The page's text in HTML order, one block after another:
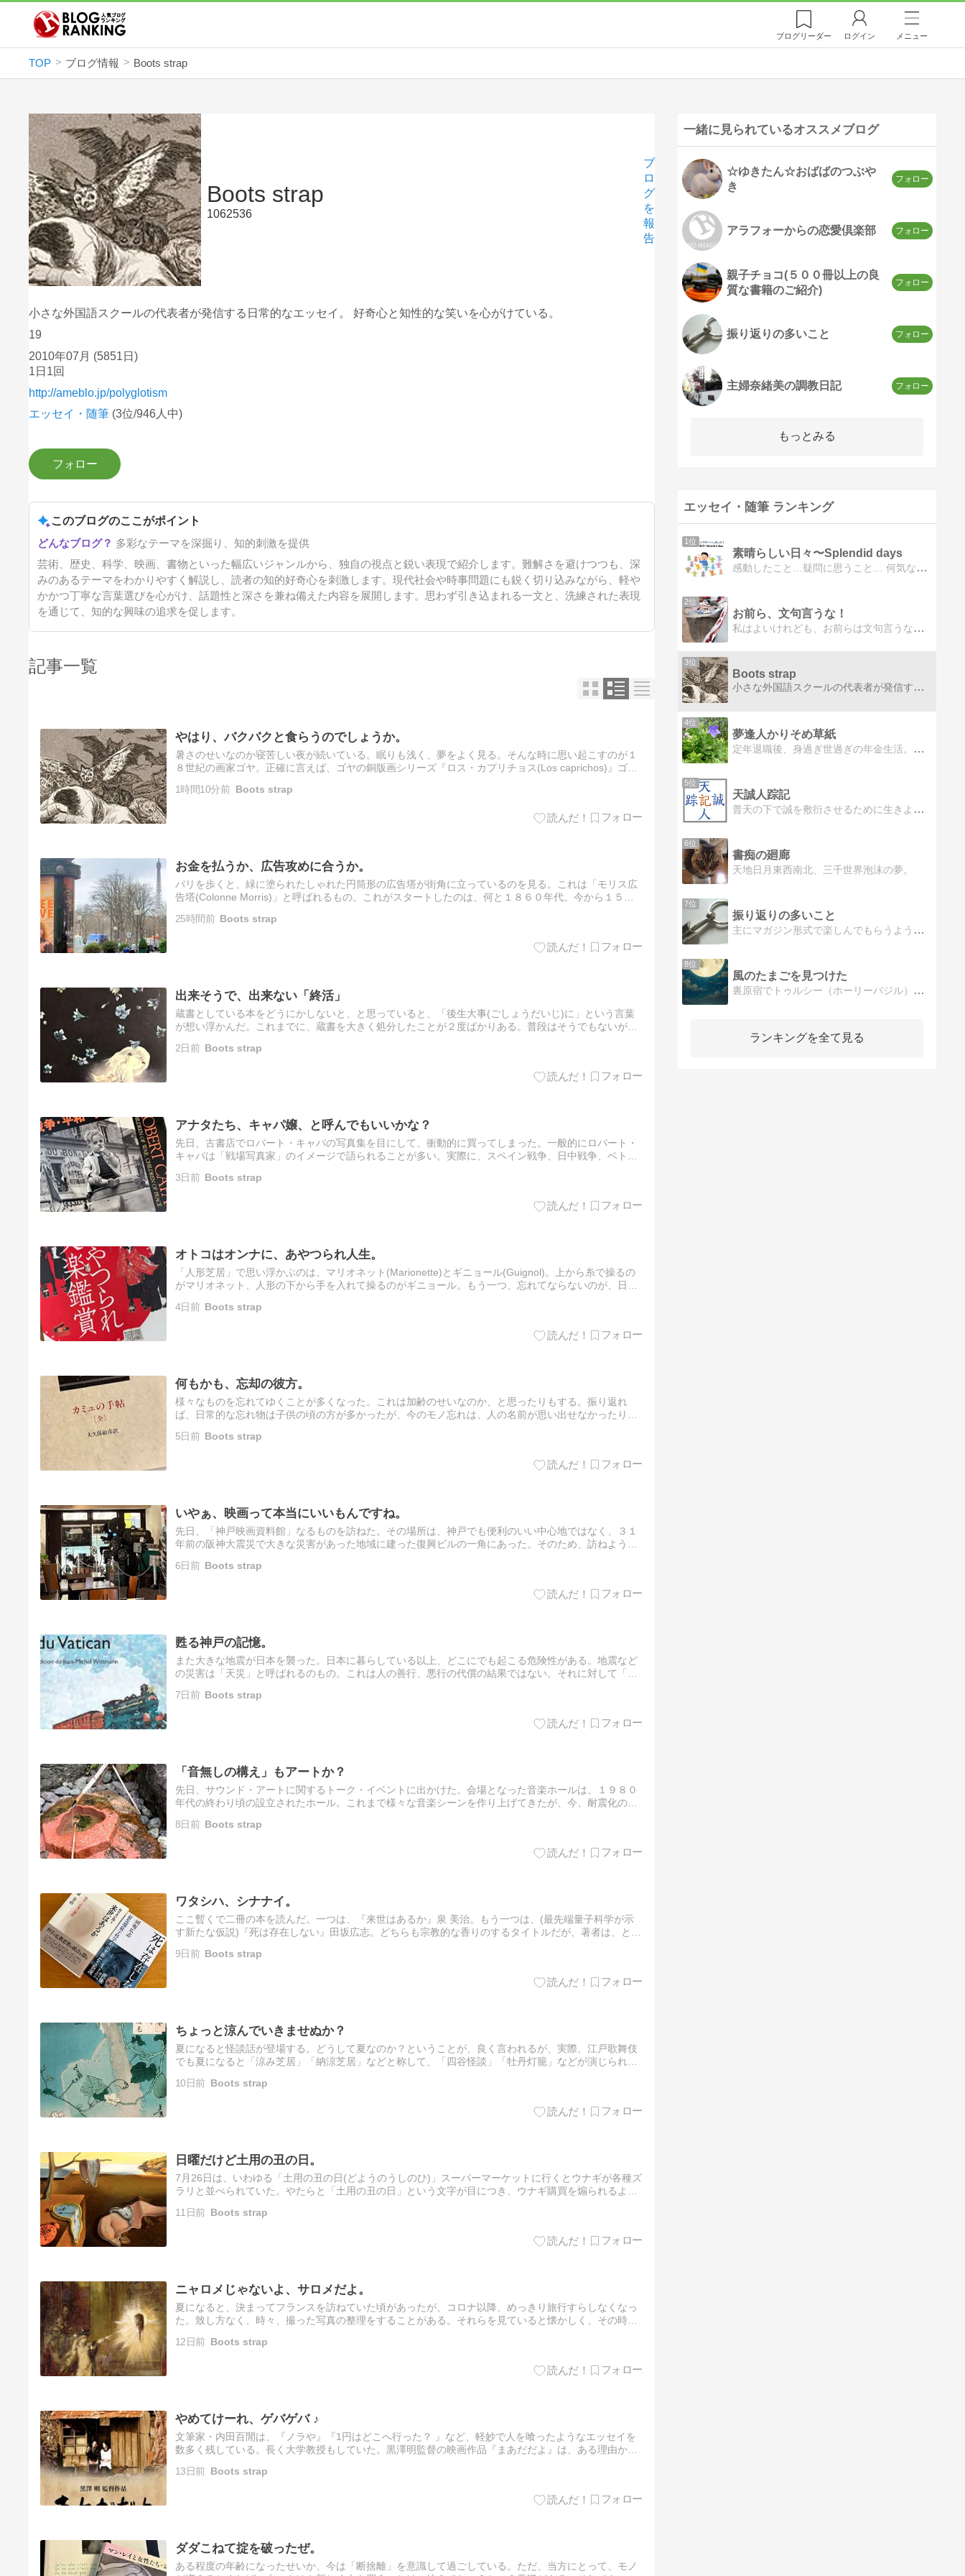
ブログリーダー ログイン メニュー
TOP ブログ情報 Boots strap
Boots strap
1062536
ブ
ロ
グ
を
報
告
小さな外国語スクールの代表者が発信する日常的なエッセイ。 好奇心と知性的な笑いを心がけている。
19
2010年07月 (5851日)
1日1回
http://ameblo.jp/polyglotism
エッセイ・随筆 (3位/946人中)
このブログのここがポイント
多彩なテーマを深掘り、知的刺激を提供
芸術、歴史、科学、映画、書物といった幅広いジャンルから、独自の視点と鋭い表現で紹介します。難解さを避けつつも、深
みのあるテーマをわかりやすく解説し、読者の知的好奇心を刺激します。現代社会や時事問題にも鋭く切り込みながら、軽や
かかつ丁寧な言葉選びを心がけ、話題性と深さを兼ね備えた内容を展開します。思わず引き込まれる一文と、洗練された表現
を通じて、知的な興味の追求を促します。
記事一覧
やはり、バクバクと食らうのでしょうか。
暑さのせいなのか寝苦しい夜が続いている。眠りも浅く、夢をよく見る。そんな時に思い起こすのが１
８世紀の画家ゴヤ。正確に言えば、ゴヤの銅版画シリーズ『ロス・カプリチョス(Los caprichos)』ゴヤ
1時間10分前 Boots strap
お金を払うか、広告攻めに合うか。
パリを歩くと、緑に塗られたしゃれた円筒形の広告塔が街角に立っているのを見る。これは「モリス広
告塔(Colonne Morris)」と呼ばれるもの。これがスタートしたのは、何と１８６０年代。今から１５０
25時間前 Boots strap
出来そうで、出来ない「終活」
蔵書としている本をどうにかしないと、と思っていると、「後生大事(ごしょうだいじ)に」という言葉
が想い浮かんだ。これまでに、蔵書を大きく処分したことが２度ばかりある。普段はそうでもないが
と…
2日前 Boots strap
アナタたち、キャパ嬢、と呼んでもいいかな？
先日、古書店でロバート・キャパの写真集を目にして、衝動的に買ってしまった。一般的にロバート・
キャパは「戦場写真家」のイメージで語られることが多い。実際に、スペイン戦争、日中戦争、ベトナ
の…
3日前 Boots strap
オトコはオンナに、あやつられ人生。
「人形芝居」で思い浮かぶのは、マリオネット(Marionette)とギニョール(Guignol)。上から糸で操るの
がマリオネット、人形の下から手を入れて操るのがギニョール。もう一つ、忘れてならないのが、日本
4日前 Boots strap
何もかも、忘却の彼方。
様々なものを忘れてゆくことが多くなった。これは加齢のせいなのか、と思ったりもする。振り返れ
ば、日常的な忘れ物は子供の頃の方が多かったが、今のモノ忘れは、人の名前が思い出せなかったり、
にせ…
5日前 Boots strap
いやぁ、映画って本当にいいもんですね。
先日、「神戸映画資料館」なるものを訪ねた。その場所は、神戸でも便利のいい中心地ではなく、３１
年前の阪神大震災で大きな災害があった地域に建った復興ビルの一角にあった。そのため、訪ねようと
に…
6日前 Boots strap
甦る神戸の記憶。
また大きな地震が日本を襲った。日本に暮らしている以上、どこにでも起こる危険性がある。地震など
の災害は「天災」と呼ばれるのもの。これは人の善行、悪行の代償の結果ではない。それに対して「人
こ…
7日前 Boots strap
「音無しの構え」もアートか？
先日、サウンド・アートに関するトーク・イベントに出かけた。会場となった音楽ホールは、１９８０
年代の終わり頃の設立されたホール。これまで様々な音楽シーンを作り上げてきたが、今、耐震化のリ
ピ…
8日前 Boots strap
ワタシハ、シナナイ。
ここ暫くで二冊の本を読んだ。一つは、『来世はあるか』泉 美治。もう一つは、(最先端量子科学が示
す新たな仮説)『死は存在しない』田坂広志。どちらも宗教的な香りのするタイトルだが、著者は、とも
9日前 Boots strap
ちょっと涼んでいきませぬか？
夏になると怪談話が登場する。どうして夏なのか？ということが、良く言われるが、実際、江戸歌舞伎
でも夏になると「涼み芝居」「納涼芝居」などと称して、「四谷怪談」「牡丹灯籠」などが演じられ
一層…
10日前 Boots strap
日曜だけど土用の丑の日。
7月26日は、いわゆる「土用の丑の日(どようのうしのひ)」スーパーマーケットに行くとウナギが各種ズ
ラリと並べられていた。やたらと「土用の丑の日」という文字が目につき、ウナギ購買を煽られるよう
11日前 Boots strap
ニャロメじゃないよ、サロメだよ。
夏になると、決まってフランスを訪ねていた頃があったが、コロナ以降、めっきり旅行すらしなくなっ
た。致し方なく、時々、撮った写真の整理をすることがある。それらを見ていると懐かしく、その時の
術…
12日前 Boots strap
やめてけーれ、ゲバゲバ ♪
文筆家・内田百閒は、『ノラや』『1円はどこへ行った？ 』など、軽妙で人を喰ったようなエッセイを
数多く残している。長く大学教授もしていた。黒澤明監督の映画作品『まあだだよ』は、ある理由から
え…
13日前 Boots strap
ダダこねて掟を破ったぜ。
ある程度の年齢になったせいか、今は「断捨離」を意識して過ごしている。ただ、当方にとって、モノ
一緒に見られているオススメブログ
☆ゆきたん☆おばばのつぶや
き
アラフォーからの恋愛倶楽部
親子チョコ(５００冊以上の良
質な書籍のご紹介)
振り返りの多いこと
主婦奈緒美の調教日記
もっとみる
エッセイ・随筆 ランキング
1位
素晴らしい日々〜Splendid days
感動したこと…疑問に思うこと… 何気ない日常を過ごすのも、感謝に満ちた日々を過ごすのも自分次第…
2位
お前ら、文句言うな！
私はよいけれども、お前らは文句言うな！ 好き勝手書かせてもらう。
3位
Boots strap
小さな外国語スクールの代表者が発信する日常的なエッセイ。 好奇心と知性的な笑いを心がけている。
4位
夢逢人かりそめ草紙
定年退職後、身過ぎ世過ぎの年金生活。過ぎし年の心の宝物、或いは日常生活のあふれる思いを真摯に、ときには楽しく投稿【夢逢人かりそめ草紙 】
5位
天誠人踪記
普天の下で誠を敷衍させるために生きようと決心した人間の精神の踪跡を記したもの
6位
書痴の廻廊
天地日月東西南北、三千世界泡沫の夢。
7位
振り返りの多いこと
主にマガジン形式で楽しんでもらうよう書いています。基本は遺言のようなもの。若い世代や他の人々に、生きてきた振り返りのバトン。気持ちを共有できればいいのに。
8位
風のたまごを見つけた
裏原宿でトゥルシー（ホーリーバジル）栽培しつつ、童話やコラムを執筆。光や風、水や土のような言葉をシェアしたいと願う。テーマはこの宇宙を生きる、静かなときめき。
ランキングを全て見る